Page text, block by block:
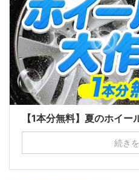
【1本分無料】夏のホイー
続き